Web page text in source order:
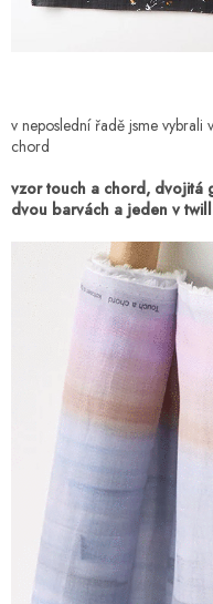
v neposlední řadě jsme vybrali
chord
vzor touch a chord, dvojitá
dvou barvách a jeden v